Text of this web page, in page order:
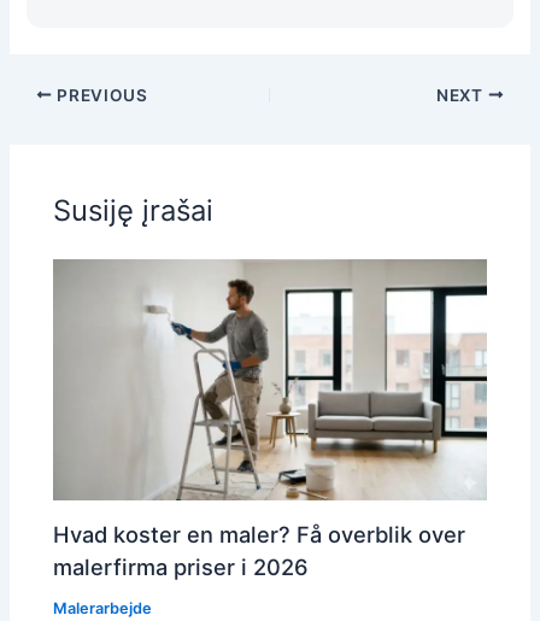
PREVIOUS NEXT
Susiję įrašai
Hvad koster en maler? Få overblik over
malerfirma priser i 2026
Malerarbejde